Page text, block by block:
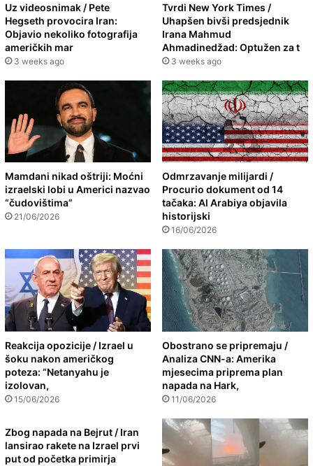
Uz videosnimak / Pete
Hegseth provocira Iran:
Objavio nekoliko fotografija
američkih mar
3 weeks ago
Tvrdi New York Times /
Uhapšen bivši predsjednik
Irana Mahmud
Ahmadinedžad: Optužen za t
3 weeks ago
Mamdani nikad oštriji: Moćni
izraelski lobi u Americi nazvao
“čudovištima”
21/06/2026
Odmrzavanje milijardi /
Procurio dokument od 14
tačaka: Al Arabiya objavila
historijski
16/06/2026
Reakcija opozicije / Izrael u
šoku nakon američkog
poteza: “Netanyahu je
izolovan,
15/06/2026
Obostrano se pripremaju /
Analiza CNN-a: Amerika
mjesecima priprema plan
napada na Hark,
11/06/2026
Zbog napada na Bejrut / Iran
lansirao rakete na Izrael prvi
put od početka primirja